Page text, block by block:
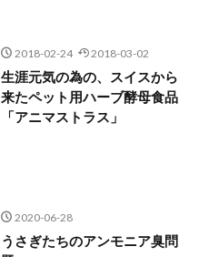
2018-02-24 2018-03-02
生涯元気の為の、スイスから
来たペット用ハーブ酵母食品
「アニマストラス」
2020-06-28
うさぎたちのアンモニア臭問